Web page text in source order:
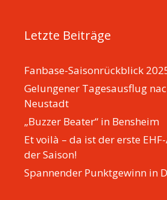
Letzte Beiträge
Fanbase-Saisonrückblick
Gelungener Tagesausflug
Neustadt
„Buzzer Beater“ in Bensheim
Et voilà – da ist der erste
der Saison!
Spannender Punktgewinn in